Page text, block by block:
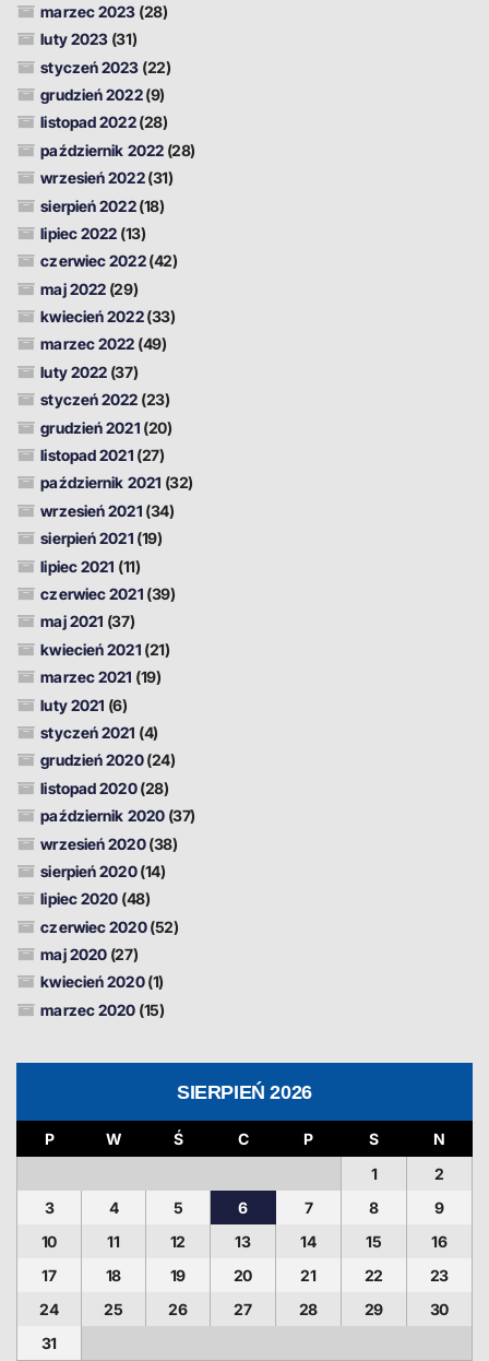
marzec 2023 (28)
luty 2023 (31)
styczeń 2023 (22)
grudzień 2022(9)
listopad 2022(28)
październik 2022(28)
wrzesień 2022(31)
sierpień 2022(18)
lipiec 2022 (13)
czerwiec 2022(42)
maj 2022 (29)
kwiecień 2022(33)
marzec 2022 (49)
luty 2022 (37)
styczeń 2022 (23)
grudzień 2021 (20)
listopad 2021 (27)
październik 2021 (32)
wrzesień 2021 (34)
sierpień 2021 (19)
lipiec 2021 (11)
czerwiec 2021 (39)
maj 2021 (37)
kwiecień 2021 (21)
marzec 2021 (19)
luty 2021 (6)
styczeń 2021 (4)
grudzień 2020(24)
listopad 2020(28)
październik 2020(37)
wrzesień 2020(38)
sierpień 2020(14)
lipiec 2020 (48)
czerwiec 2020(52)
maj 2020 (27)
kwiecień 2020(1)
marzec 2020 (15)
SIERPIEŃ 2026
P W Ś C P S
N
1
2
3
4 5 6 7 8
9
10
11 12 13 14 15
16
17
18 19 20 21 22
23
24
25 26 27 28 29
30
31